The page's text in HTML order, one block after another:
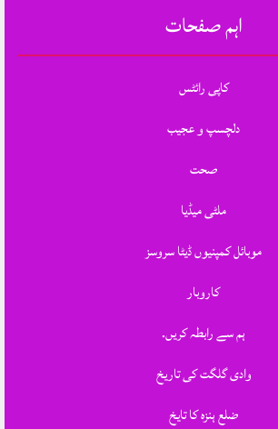
اہم صفحات
کاپی رائٹس
دلچسپ و عجیب
صحت
ملٹی میڈیا
موبائل کمپنیوں ڈیٹا سروسز
کاروبار
ہم سے رابطہ کریں.
وادی گلگت کی تاریخ
ضلع ہنزہ کا تایخ